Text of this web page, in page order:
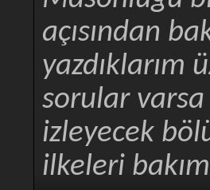
açısından
yazdıklarım
sorular varsa
izleyecek
ilkeleri